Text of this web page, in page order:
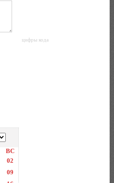
цифры кода
ВС
02
09